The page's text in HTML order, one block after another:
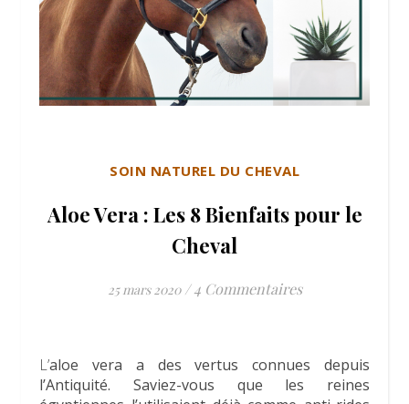
SOIN NATUREL DU CHEVAL
Aloe Vera : Les 8 Bienfaits pour le
Cheval
25 mars 2020 / 4 Commentaires
L’aloe vera a des vertus connues depuis
l’Antiquité. Saviez-vous que les reines